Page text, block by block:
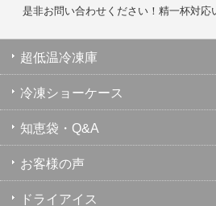
是非お問い合わせください！精一杯対応
超低温冷凍庫
冷凍ショーケース
知恵袋・Q&A
お客様の声
ドライアイス